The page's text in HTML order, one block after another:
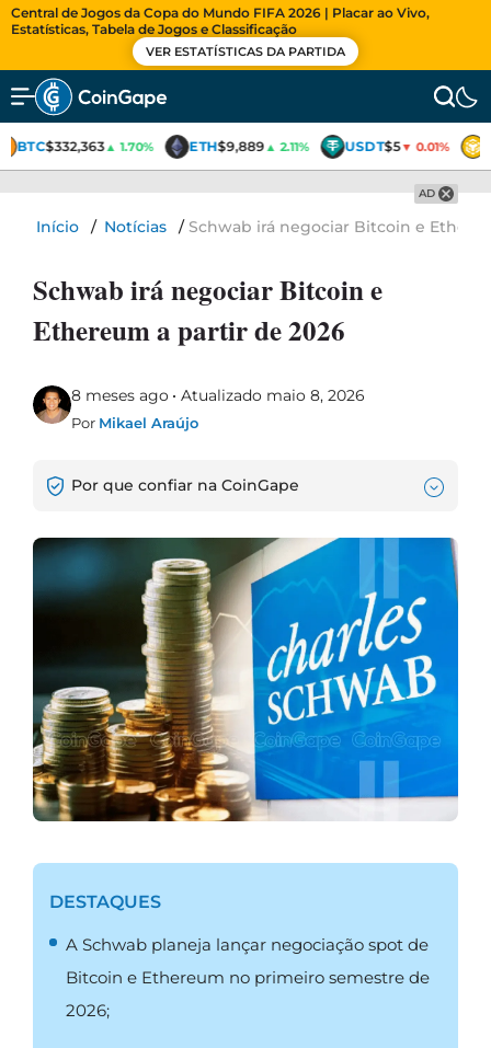
Central de Jogos da Copa do Mundo FIFA 2026 | Placar ao Vivo,
Estatísticas, Tabela de Jogos e Classificação
VER ESTATÍSTICAS DA PARTIDA
BTC$332,363▲ 1.70% ETH$9,889▲ 2.11% USDT$5▼ 0.01%
AD
Início / Notícias /Schwab irá negociar Bitcoin e
Schwab irá negociar Bitcoin e
Ethereum a partir de 2026
8 meses ago Atualizado maio 8, 2026
Por Mikael Araújo
Por que confiar na CoinGape
DESTAQUES
A Schwab planeja lançar negociação spot de
Bitcoin e Ethereum no primeiro semestre de
2026;